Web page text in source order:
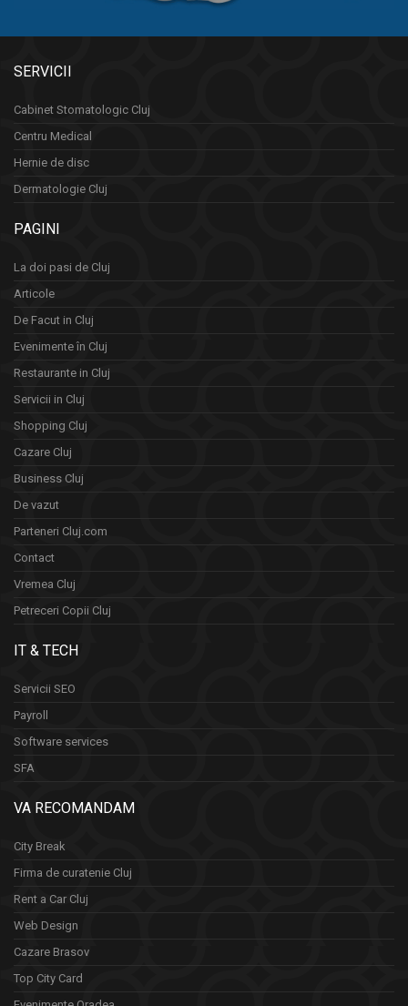
SERVICII
Cabinet Stomatologic Cluj
Centru Medical
Hernie de disc
Dermatologie Cluj
PAGINI
La doi pasi de Cluj
Articole
De Facut in Cluj
Evenimente în Cluj
Restaurante in Cluj
Servicii in Cluj
Shopping Cluj
Cazare Cluj
Business Cluj
De vazut
Parteneri Cluj.com
Contact
Vremea Cluj
Petreceri Copii Cluj
IT & TECH
Servicii SEO
Payroll
Software services
SFA
VA RECOMANDAM
City Break
Firma de curatenie Cluj
Rent a Car Cluj
Web Design
Cazare Brasov
Top City Card